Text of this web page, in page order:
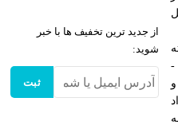
از جدید ترین تخفیف ها با خبر
شوید:
ثبت